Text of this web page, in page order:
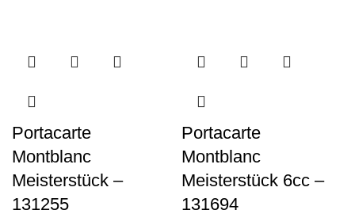
Portacarte
Montblanc
Meisterstück –
131255
Portacarte
Montblanc
Meisterstück 6cc –
131694